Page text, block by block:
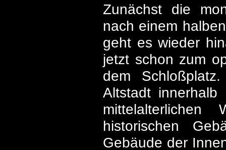
Zunächst die
nach einem
geht es wieder
jetzt schon zum
dem
Altstadt
historischen
Gebäude der